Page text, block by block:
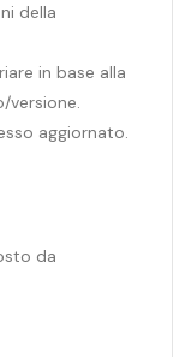
della
in base alla
versione.
aggiornato.
da